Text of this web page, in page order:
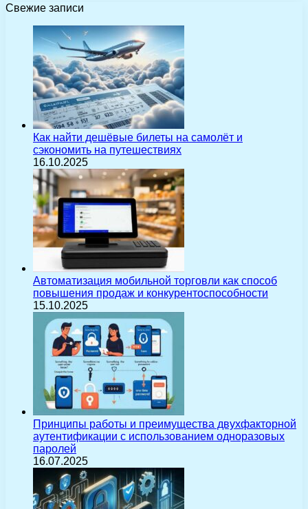
Свежие записи
Как найти дешёвые билеты на самолёт и
сэкономить на путешествиях
16.10.2025
Автоматизация мобильной торговли как способ
повышения продаж и конкурентоспособности
15.10.2025
Принципы работы и преимущества двухфакторной
аутентификации с использованием одноразовых
паролей
16.07.2025